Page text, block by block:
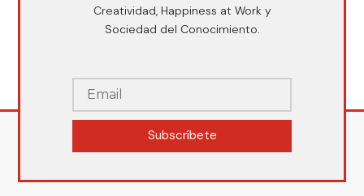
Creatividad, Happiness at Work y
Sociedad del Conocimiento.
Subscríbete